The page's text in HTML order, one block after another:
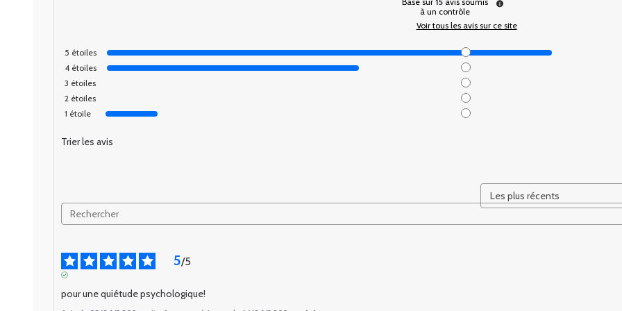
à un contrôle
Voir tous les avis sur ce site
5 étoiles
4 étoiles
3 étoiles
2 étoiles
1 étoile
Trier les avis
5/5
pour une quiétude psychologique!